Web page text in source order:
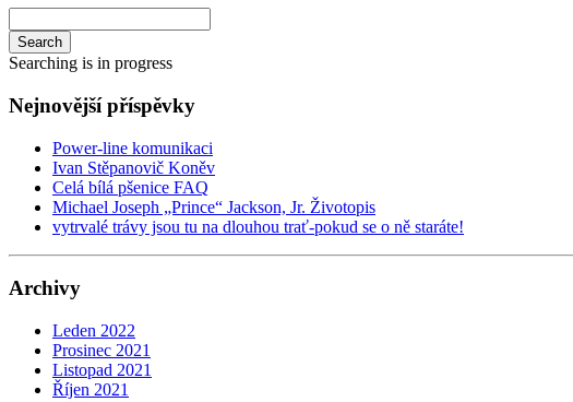
Search
Searching is in progress
Nejnovější příspěvky
Power-line komunikaci
Ivan Stěpanovič Koněv
Celá bílá pšenice FAQ
Michael Joseph „Prince“ Jackson, Jr. Životopis
vytrvalé trávy jsou tu na dlouhou trať-pokud se o ně staráte!
Archivy
Leden 2022
Prosinec 2021
Listopad 2021
Říjen 2021